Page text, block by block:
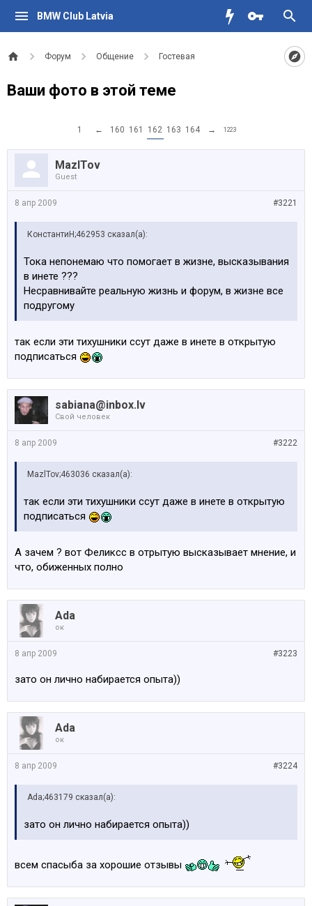
BMW Club Latvia
Форум Общение Гостевая
Ваши фото в этой теме
1 ← 160 161 162 163 164 → 1223
MazlTov
Guest
#3221
8 апр 2009
КонстантиН;462953 сказал(а):
Тока непонемаю что помогает в жизне, высказывания
в инете ???
Несравнивайте реальную жизнь и форум, в жизне все
подругому
так если эти тихушники ссут даже в инете в открытую
подписаться
sabiana@inbox.lv
Свой человек
#3222
8 апр 2009
MazlTov;463036 сказал(а):
так если эти тихушники ссут даже в инете в открытую
подписаться
А зачем ? вот Феликсс в отрытую высказывает мнение, и
что, обиженных полно
Ada
ок
#3223
8 апр 2009
зато он лично набирается опыта))
Ada
ок
#3224
8 апр 2009
Ada;463179 сказал(а):
зато он лично набирается опыта))
всем спасыба за хорошие отзывы